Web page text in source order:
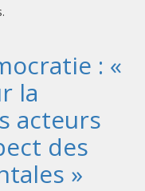
: «
la
acteurs
des
»